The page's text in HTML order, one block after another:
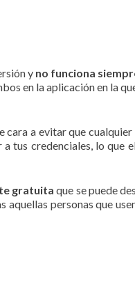
y no funciona
en la aplicación en la
cara a evitar que
tus credenciales, lo que
gratuita que se puede
aquellas personas que